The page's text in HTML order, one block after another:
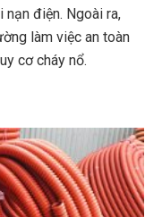
điện. Ngoài ra,
làm việc an toàn
cơ cháy nổ.